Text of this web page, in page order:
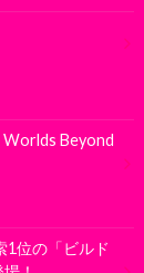
Worlds Beyond
1位の「ビルド